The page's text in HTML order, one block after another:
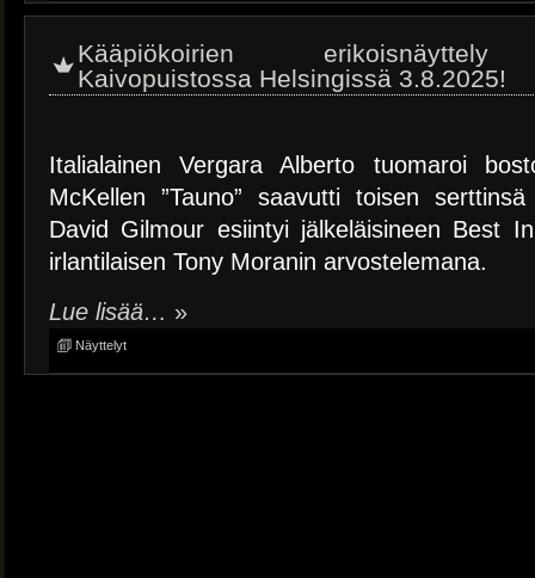
Kääpiökoirien erikoisnäyttely
Kaivopuistossa Helsingissä 3.8.2025!
Italialainen Vergara Alberto tuomaroi
McKellen ”Tauno” saavutti toisen
David Gilmour esiintyi jälkeläisineen Best
irlantilaisen Tony Moranin arvostelemana.
Lue lisää… »
Näyttelyt